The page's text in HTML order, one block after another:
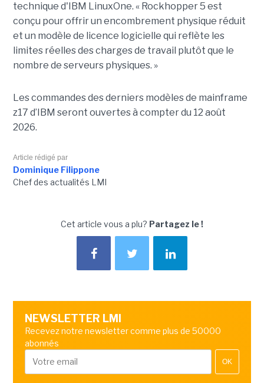
technique d'IBM LinuxOne. « Rockhopper 5 est
conçu pour offrir un encombrement physique réduit
et un modèle de licence logicielle qui reflète les
limites réelles des charges de travail plutôt que le
nombre de serveurs physiques. »
Les commandes des derniers modèles de mainframe
z17 d’IBM seront ouvertes à compter du 12 août
2026.
Article rédigé par
Dominique Filippone
Chef des actualités LMI
Cet article vous a plu? Partagez le !
NEWSLETTER LMI
Recevez notre newsletter comme plus de 50000
abonnés
OK